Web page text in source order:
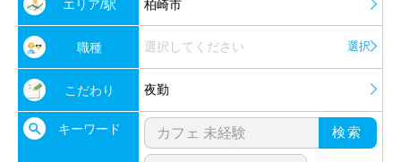
エリア/駅 柏崎市
職種 選択してください 選択
こだわり 夜勤
キーワード 検索